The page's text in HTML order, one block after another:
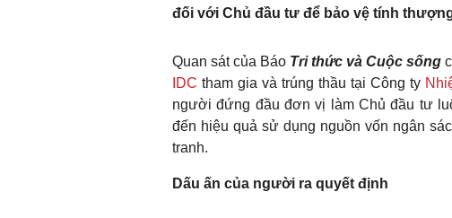
đối với Chủ đầu tư để bảo vệ tính
Quan sát của Báo Tri thức và Cuộc sống
IDC tham gia và trúng thầu tại Công ty
người đứng đầu đơn vị làm Chủ đầu tư
đến hiệu quả sử dụng nguồn vốn ngân
tranh.
Dấu ấn của người ra quyết định